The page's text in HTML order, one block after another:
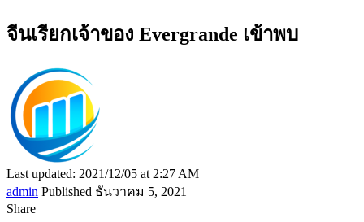
จีนเรียกเจ้าของ Evergrande เข้าพบ
Last updated: 2021/12/05 at 2:27 AM
admin Published ธันวาคม 5, 2021
Share